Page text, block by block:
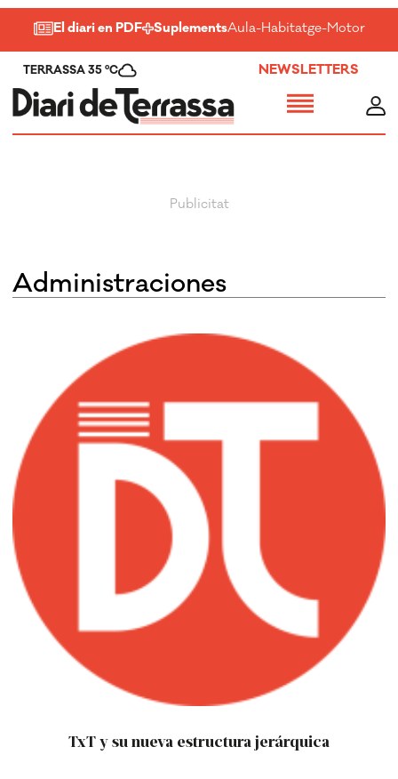
El diari en PDF SuplementsAula-Habitatge-Motor-
TERRASSA 35 ºC NEWSLETTERS
Administraciones
TxT y su nueva estructura jerárquica